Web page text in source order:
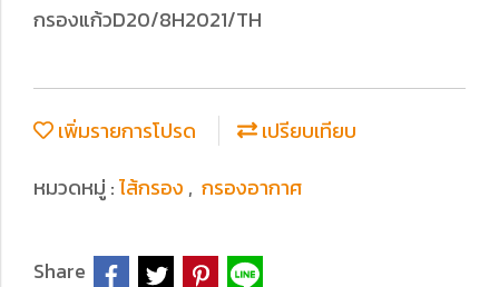
กรองแก้วD20/8H2021/TH
เพิ่มรายการโปรด
เปรียบเทียบ
หมวดหมู่ :ไส้กรอง , กรองอากาศ
Share